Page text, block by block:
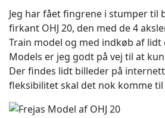
Jeg har fået fingrene i stumper til
firkant OHJ 20, den med de 4
Train model og med indkøb af lidt
Models er jeg godt på vej til at
Der findes lidt billeder på
fleksibilitet skal det nok komme